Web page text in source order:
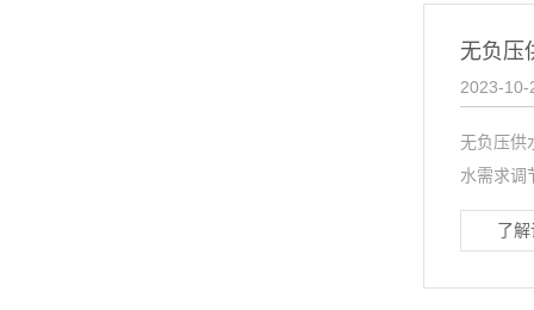
无负
2023-10-
无负压
水需求
了